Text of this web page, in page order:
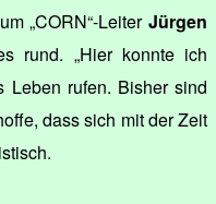
„CORN“-Leiter Jürgen
rund. „Hier konnte ich
Leben rufen. Bisher sind
dass sich mit der Zeit